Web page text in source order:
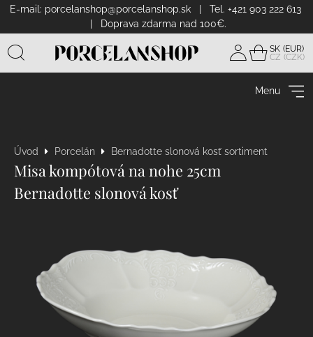
E-mail: porcelanshop@porcelanshop.sk| Tel. +421 903 222 613
| Doprava zdarma nad 100€.
Prihlásiť
SK
CZ
Menu
Úvod Porcelán Bernadotte slonová kosť sortiment
Misa kompótová na nohe 25cm
Bernadotte slonová kosť